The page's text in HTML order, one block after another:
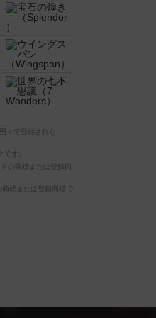
々で登録された
す。
の商標または登録商
標または登録商標で